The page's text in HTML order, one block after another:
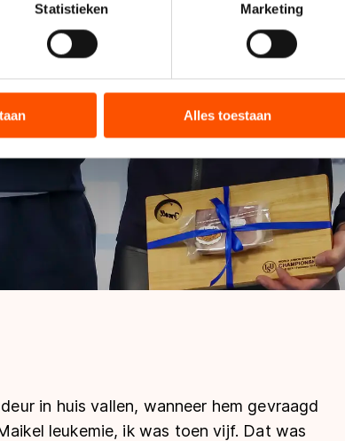
stel uw voorkeuren in het
detailgedeeltein. U kunt uw
onze partners voor social media, advertenties en
hen heeft verstrekt of die zij hebben verzameld via
buiten de EU, zoals de VS, waar mogelijk geen
te klikken, stemt u in met deze overdracht.
Statistieken Marketing
Alles toestaan
in huis vallen, wanneer hem gevraagd
leukemie, ik was toen vijf. Dat was